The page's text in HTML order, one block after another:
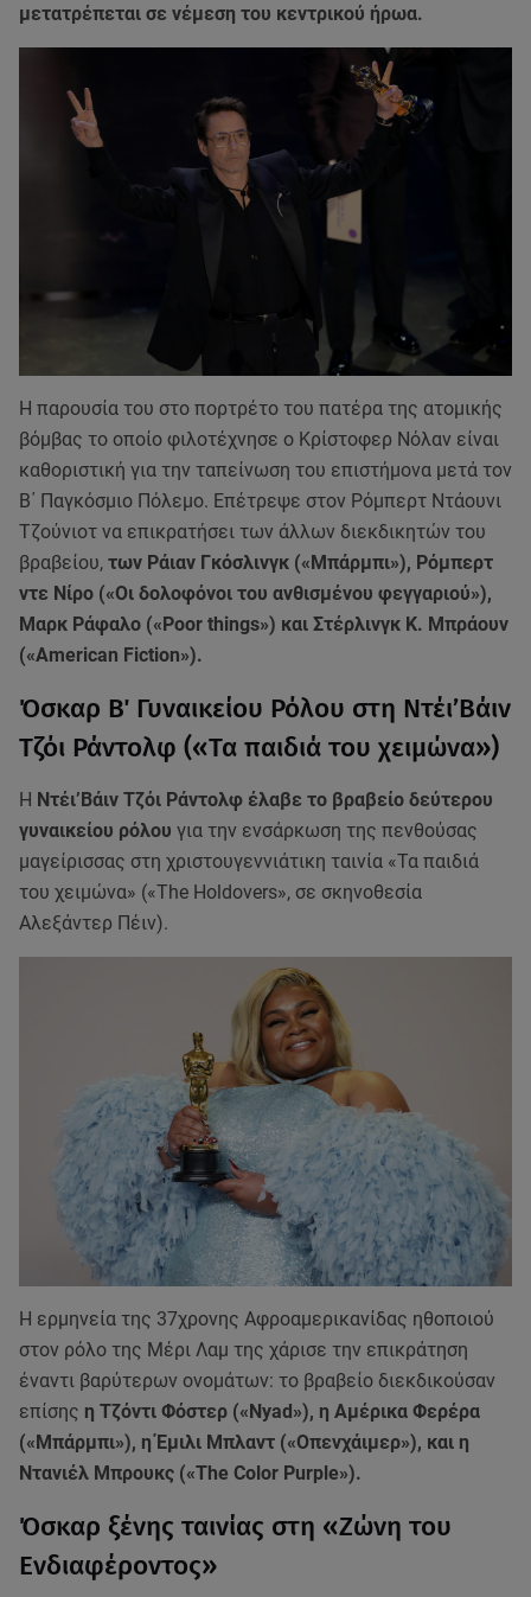
μετατρέπεται σε νέμεση του κεντρικού ήρωα.
Η παρουσία του στο πορτρέτο του πατέρα της ατομικής
βόμβας το οποίο φιλοτέχνησε ο Κρίστοφερ Νόλαν είναι
καθοριστική για την ταπείνωση του επιστήμονα μετά τον
Β΄ Παγκόσμιο Πόλεμο. Επέτρεψε στον Ρόμπερτ Ντάουνι
Τζούνιοτ να επικρατήσει των άλλων διεκδικητών του
βραβείου, των Ράιαν Γκόσλινγκ («Μπάρμπι»), Ρόμπερτ
ντε Νίρο («Οι δολοφόνοι του ανθισμένου φεγγαριού»),
Μαρκ Ράφαλο («Poor things») και Στέρλινγκ Κ. Μπράουν
(«American Fiction»).
Όσκαρ Β΄ Γυναικείου Ρόλου στη Ντέι’Βάιν
Τζόι Ράντολφ («Τα παιδιά του χειμώνα»)
Η Ντέι’Βάιν Τζόι Ράντολφ έλαβε το βραβείο δεύτερου
γυναικείου ρόλου για την ενσάρκωση της πενθούσας
μαγείρισσας στη χριστουγεννιάτικη ταινία «Τα παιδιά
του χειμώνα» («The Holdovers», σε σκηνοθεσία
Αλεξάντερ Πέιν).
Η ερμηνεία της 37χρονης Αφροαμερικανίδας ηθοποιού
στον ρόλο της Μέρι Λαμ της χάρισε την επικράτηση
έναντι βαρύτερων ονομάτων: το βραβείο διεκδικούσαν
επίσης η Τζόντι Φόστερ («Nyad»), η Αμέρικα Φερέρα
(«Μπάρμπι»), η Έμιλι Μπλαντ («Οπενχάιμερ»), και η
Ντανιέλ Μπρουκς («The Color Purple»).
Όσκαρ ξένης ταινίας στη «Ζώνη του
Ενδιαφέροντος»